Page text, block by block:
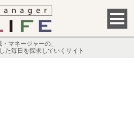
マネージャーの、
た毎日を探求していくサイト